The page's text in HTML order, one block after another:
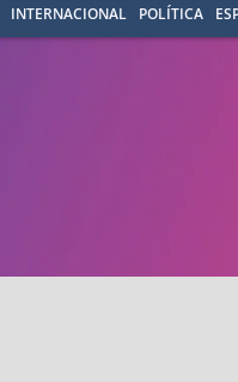
INTERNACIONAL POLÍTICA